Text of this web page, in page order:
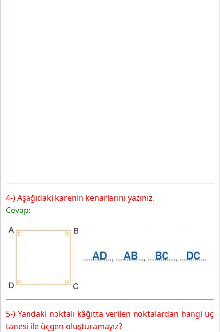
4-) Aşağıdaki karenin kenarlarını yazınız.
Cevap:
5-) Yandaki noktalı kâğıtta verilen noktalardan hangi üç
tanesi ile üçgen oluşturamayız?